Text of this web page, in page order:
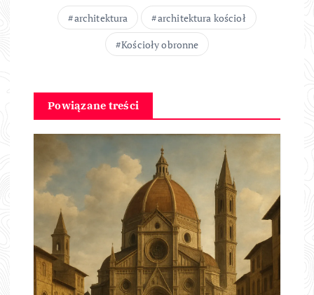
architektura
architektura kościoł
Kościoły obronne
Powiązane treści